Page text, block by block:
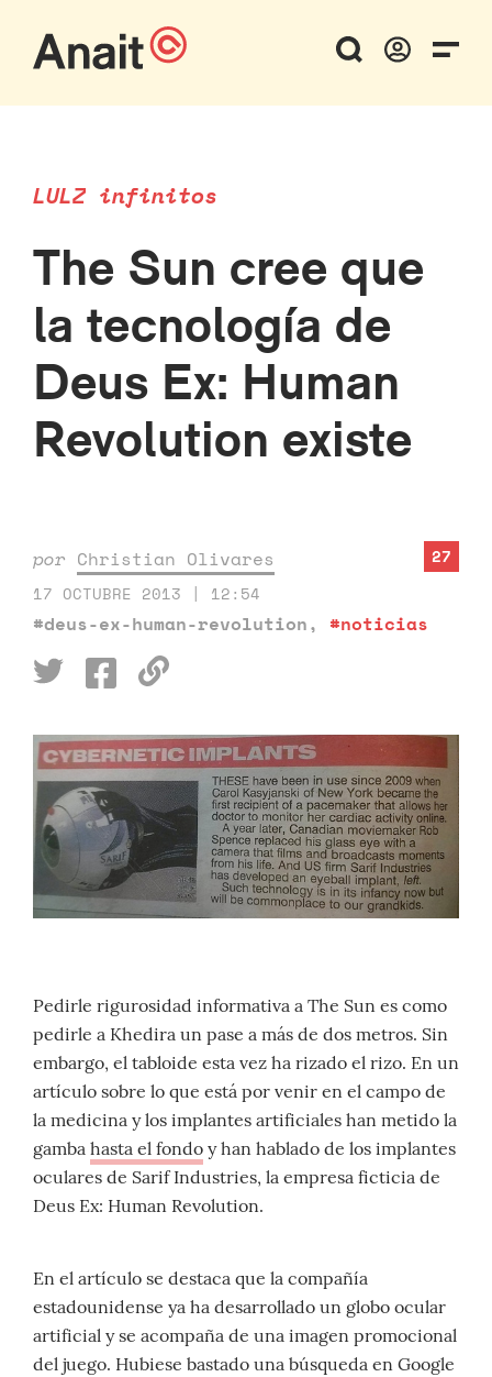
LULZ infinitos
The Sun cree que
la tecnología de
Deus Ex: Human
Revolution existe
por Christian Olivares
17 OCTUBRE 2013 | 12:54
#deus-ex-human-revolution, #noticias
27
Pedirle rigurosidad informativa a The Sun es como
pedirle a Khedira un pase a más de dos metros. Sin
embargo, el tabloide esta vez ha rizado el rizo. En un
artículo sobre lo que está por venir en el campo de
la medicina y los implantes artificiales han metido la
gamba hasta el fondo y han hablado de los implantes
oculares de Sarif Industries, la empresa ficticia de
Deus Ex: Human Revolution.
En el artículo se destaca que la compañía
estadounidense ya ha desarrollado un globo ocular
artificial y se acompaña de una imagen promocional
del juego. Hubiese bastado una búsqueda en Google